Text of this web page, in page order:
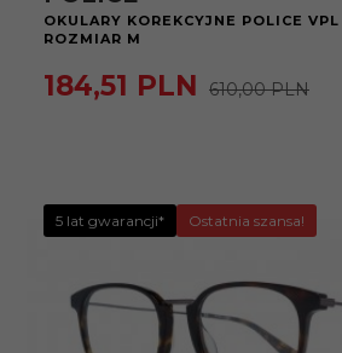
OKULARY KOREKCYJNE POLICE
ROZMIAR M
184,51 PLN 610,00 PLN
5 lat gwarancji* Ostatnia szansa!